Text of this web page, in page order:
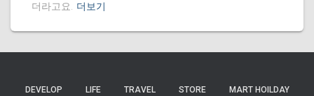
더라고요. 더보기
DEVELOP LIFE TRAVEL STORE MART HOILDAY